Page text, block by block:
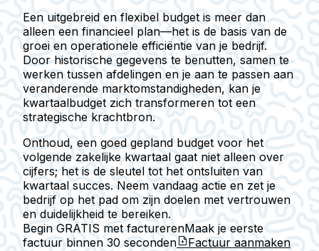
Een uitgebreid en flexibel budget is meer dan
alleen een financieel plan—het is de basis van de
groei en operationele efficiëntie van je bedrijf.
Door historische gegevens te benutten, samen te
werken tussen afdelingen en je aan te passen aan
veranderende marktomstandigheden, kan je
kwartaalbudget zich transformeren tot een
strategische krachtbron.
Onthoud, een goed gepland budget voor het
volgende zakelijke kwartaal gaat niet alleen over
cijfers; het is de sleutel tot het ontsluiten van
kwartaal succes. Neem vandaag actie en zet je
bedrijf op het pad om zijn doelen met vertrouwen
en duidelijkheid te bereiken.
Begin GRATIS met facturerenMaak je eerste
factuur binnen 30 seconden Factuur aanmaken